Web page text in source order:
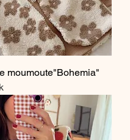
moumoute"Bohemia"